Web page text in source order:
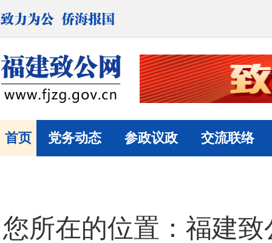
首页 党务动态 参政议政 交流联络
您所在的位置： 福建致